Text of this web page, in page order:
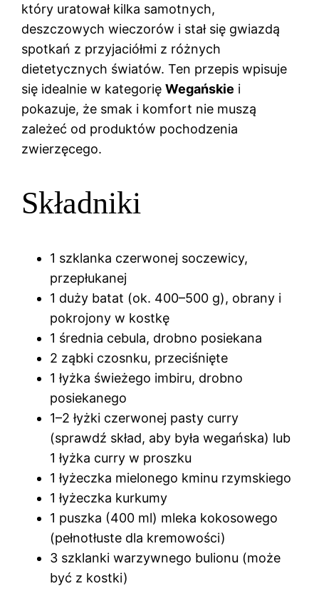
który uratował kilka samotnych,
deszczowych wieczorów i stał się gwiazdą
spotkań z przyjaciółmi z różnych
dietetycznych światów. Ten przepis wpisuje
się idealnie w kategorięWegańskie i
pokazuje, że smak i komfort nie muszą
zależeć od produktów pochodzenia
zwierzęcego.
Składniki
1 szklanka czerwonej soczewicy,
przepłukanej
1 duży batat (ok. 400–500 g), obrany i
pokrojony w kostkę
1 średnia cebula, drobno posiekana
2 ząbki czosnku, przeciśnięte
1 łyżka świeżego imbiru, drobno
posiekanego
1–2 łyżki czerwonej pasty curry
(sprawdź skład, aby była wegańska) lub
1 łyżka curry w proszku
1 łyżeczka mielonego kminu rzymskiego
1 łyżeczka kurkumy
1 puszka (400 ml) mleka kokosowego
(pełnotłuste dla kremowości)
3 szklanki warzywnego bulionu (może
być z kostki)